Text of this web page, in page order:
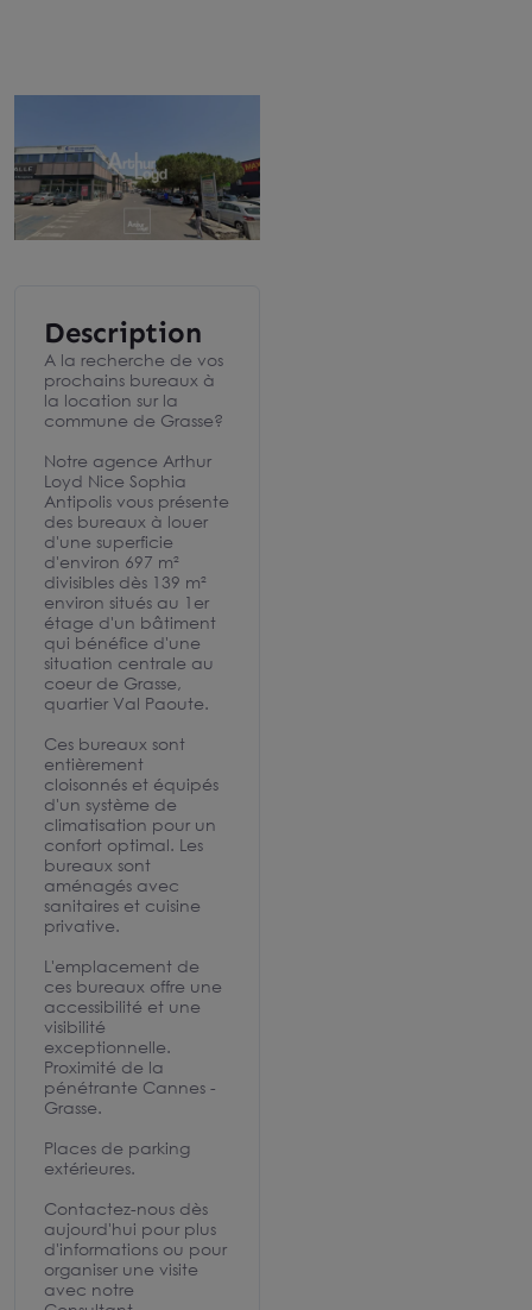
Description
A la recherche de vos
prochains bureaux à
la location sur la
commune de Grasse?
Notre agence Arthur
Loyd Nice Sophia
Antipolis vous présente
des bureaux à louer
d'une superficie
d'environ 697 m²
divisibles dès 139 m²
environ situés au 1er
étage d'un bâtiment
qui bénéfice d'une
situation centrale au
coeur de Grasse,
quartier Val Paoute.
Ces bureaux sont
entièrement
cloisonnés et équipés
d'un système de
climatisation pour un
confort optimal. Les
bureaux sont
aménagés avec
sanitaires et cuisine
privative.
L'emplacement de
ces bureaux offre une
accessibilité et une
visibilité
exceptionnelle.
Proximité de la
pénétrante Cannes -
Grasse.
Places de parking
extérieures.
Contactez-nous dès
aujourd'hui pour plus
d'informations ou pour
organiser une visite
avec notre